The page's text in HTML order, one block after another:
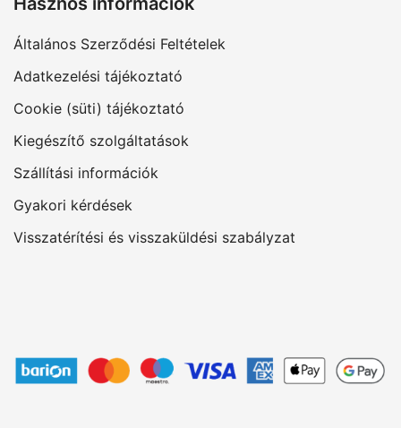
Általános Szerződési Feltételek
Adatkezelési tájékoztató
Cookie (süti) tájékoztató
Kiegészítő szolgáltatások
Szállítási információk
Gyakori kérdések
Visszatérítési és visszaküldési szabályzat